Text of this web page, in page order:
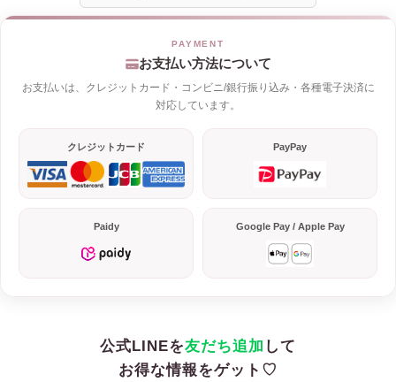
お支払い方法について
お支払いは、クレジットカード・コンビニ/銀行振り込み・各種電子決済に
対応しています。
クレジットカード PayPay
Paidy Google Pay / Apple Pay
公式LINEを友だち追加 して
お得な情報をゲット♡